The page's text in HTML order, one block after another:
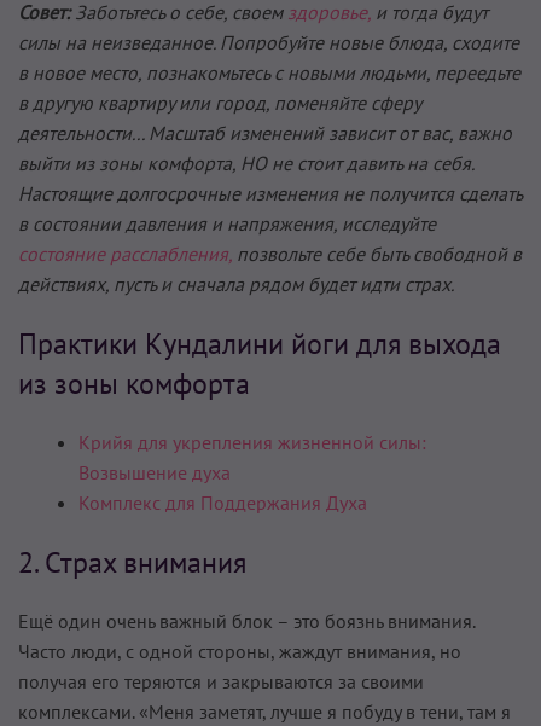
Совет:Заботьтесь о себе, своем здоровье, и тогда будут
силы на неизведанное. Попробуйте новые блюда, сходите
в новое место, познакомьтесь с новыми людьми, переедьте
в другую квартиру или город, поменяйте сферу
деятельности... Масштаб изменений зависит от вас, важно
выйти из зоны комфорта, НО не стоит давить на себя.
Настоящие долгосрочные изменения не получится сделать
в состоянии давления и напряжения, исследуйте
состояние расслабления, позвольте себе быть свободной в
действиях, пусть и сначала рядом будет идти страх.
Практики Кундалини йоги для выхода
из зоны комфорта
Крийя для укрепления жизненной силы:
Возвышение духа
Комплекс для Поддержания Духа
2. Страх внимания
Ещё один очень важный блок – это боязнь внимания.
Часто люди, с одной стороны, жаждут внимания, но
получая его теряются и закрываются за своими
комплексами. «Меня заметят, лучше я побуду в тени, там я